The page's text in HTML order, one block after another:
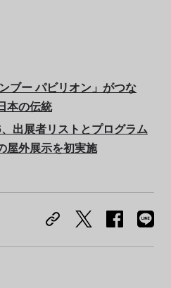
ブー パビリオン」がつな
本の伝統
出展者リストとプログラム
屋外展示を初実施